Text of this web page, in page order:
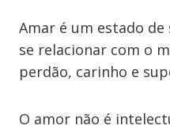
Amar é um estado de
se relacionar com o
perdão, carinho e
O amor não é